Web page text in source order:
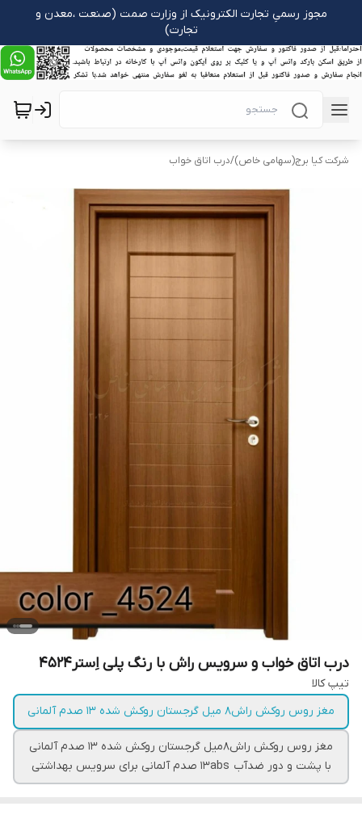
مجوز رسمیِ تجارت الکترونیک از وزارت صمت (صنعت ،معدن و
تجارت)
شرکت کیا برج(سهامی خاص)/درب اتاق خواب
درب اتاق خواب و سرویس راش با رنگ پلی اِستر4524
تیپ کالا
مغز روس روکش راش۸ میل گرجستان روکش شده ۱۳ صدم آلمانی
مغز روس روکش راش۸میل گرجستان روکش شده ۱۳ صدم آلمانی
با پشت و دور ضدآب ۱۳abs صدم آلمانی برای سرویس بهداشتی